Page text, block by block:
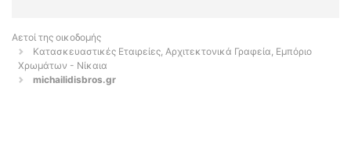
Αετοί της οικοδομής
Κατασκευαστικές Εταιρείες, Αρχιτεκτονικά Γραφεία, Εμπόριο
Χρωμάτων - Νίκαια
michailidisbros.gr